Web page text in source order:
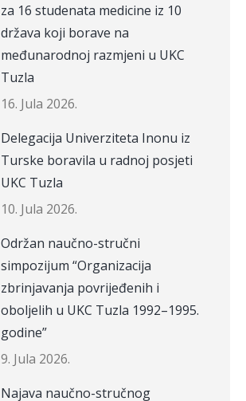
za 16 studenata medicine iz 10
država koji borave na
međunarodnoj razmjeni u UKC
Tuzla
16. Jula 2026.
Delegacija Univerziteta Inonu iz
Turske boravila u radnoj posjeti
UKC Tuzla
10. Jula 2026.
Održan naučno-stručni
simpozijum “Organizacija
zbrinjavanja povrijeđenih i
oboljelih u UKC Tuzla 1992–1995.
godine”
9. Jula 2026.
Najava naučno-stručnog